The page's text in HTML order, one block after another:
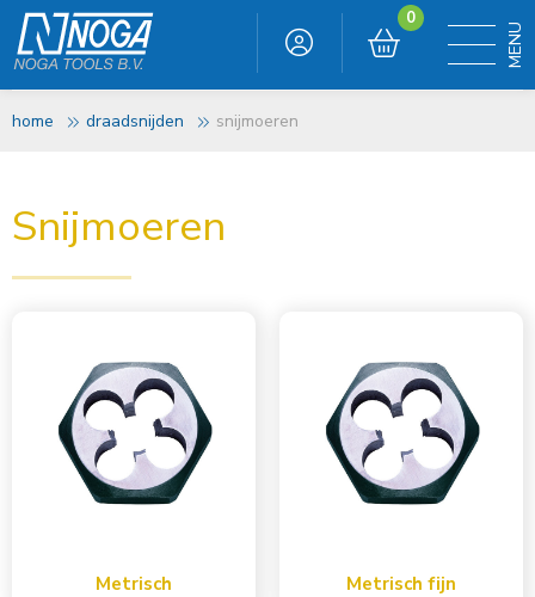
0
home draadsnijden snijmoeren
Snijmoeren
Metrisch Metrisch fijn